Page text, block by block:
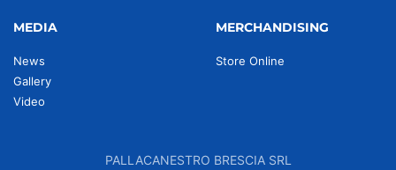
MEDIA
News
Gallery
Video
MERCHANDISING
Store Online
PALLACANESTRO BRESCIA SRL